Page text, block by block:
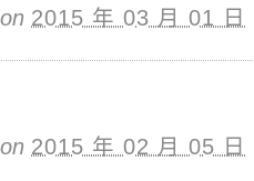
on 2015 年 03 月 01 日
on 2015 年 02 月 05 日